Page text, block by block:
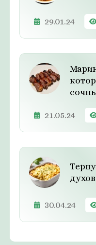
29.01.24
21.05.24
30.04.24